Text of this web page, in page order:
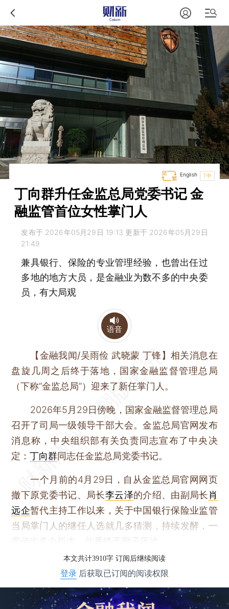
T中
English
丁向群升任金监总局党委书记 金
融监管首位女性掌门人
发布于 2026年05月29日 19:13 更新于 2026年05月29日
21:49
兼具银行、保险的专业管理经验，也曾出任过
多地的地方大员，是金融业为数不多的中央委
员，有大局观
语音
【金融我闻/吴雨俭 武晓蒙 丁锋】相关消息在
盘旋几周之后终于落地，国家金融监督管理总局
（下称“金监总局”）迎来了新任掌门人。
2026年5月29日傍晚，国家金融监督管理总局
召开了司局一级领导干部大会。金监总局官网发布
消息称，中央组织部有关负责同志宣布了中央决
定：丁向群同志任金监总局党委书记。
一个月前的4月29日，自从金监总局官网网页
撤下原党委书记、局长李云泽的介绍、由副局长肖
远企暂代主持工作以来，关于中国银行保险业监管
当局掌门人的继任人选就几多猜测，持续发酵，一
度传出多个版本，此番终于靴子落地。
本文共计3910字 订阅后继续阅读
登录 后获取已订阅的阅读权限